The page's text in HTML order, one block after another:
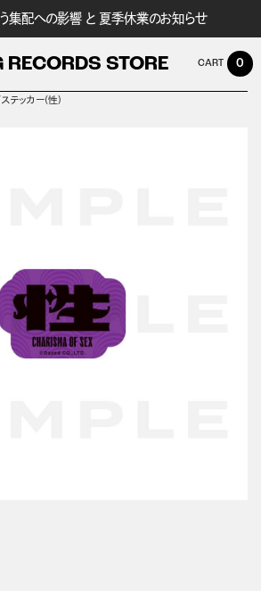
集配への影響 と 夏季休業のお知らせ
RECORDS STORE 0
ステッカー(性)